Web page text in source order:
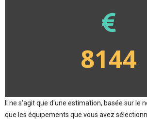
8144
Il ne s'agit que d'une estimation, basée sur le
que les équipements que vous avez